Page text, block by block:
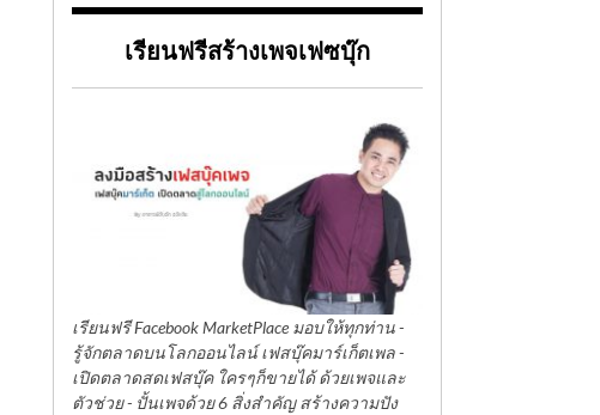
เรียนฟรีสร้างเพจเฟซบุ๊ก
เรียนฟรี Facebook MarketPlace มอบให้ทุกท่าน -
รู้จักตลาดบนโลกออนไลน์ เฟสบุ๊คมาร์เก็ตเพล -
เปิดตลาดสดเฟสบุ๊ค ใครๆก็ขายได้ ด้วยเพจและ
ตัวช่วย - ปั้นเพจด้วย 6 สิ่งสำคัญ สร้างความปัง